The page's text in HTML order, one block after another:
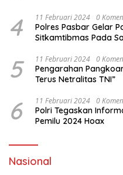
4 11 Februari 2024 0
Polres Pasbar Gelar
Sitkamtibmas Pada
5 11 Februari 2024 0
Pengarahan
Terus Netralitas TNI”
6 11 Februari 2024 0
Polri Tegaskan
Pemilu 2024 Hoax
Nasional